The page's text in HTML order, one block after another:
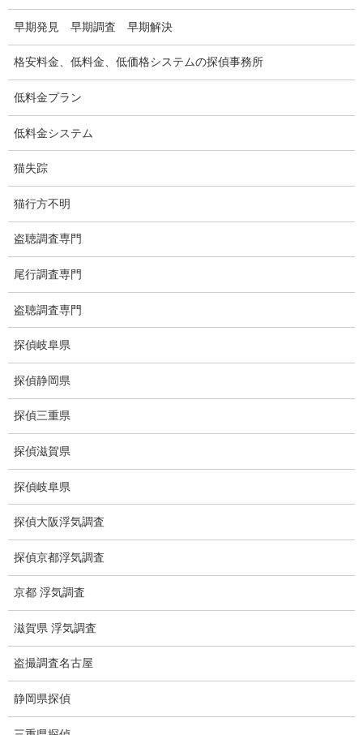
浮気調査料金の比較例
GPS検索調査
GPS調査
車両調査
浮気調査地域
別れさせ屋
盗聴調査
盗聴調査料金
盗聴器の種類
ご依頼の注意点
世界の盗聴事情
電磁波とは
ストーカー調査
待ち伏せ
早期発見 早期調査 早期解決
格安料金、低料金、低価格システムの探偵事務所
低料金プラン
低料金システム
猫失踪
猫行方不明
盗聴調査専門
尾行調査専門
盗聴調査専門
探偵岐阜県
探偵静岡県
探偵三重県
探偵滋賀県
探偵岐阜県
探偵大阪浮気調査
探偵京都浮気調査
京都 浮気調査
滋賀県 浮気調査
盗撮調査名古屋
静岡県探偵